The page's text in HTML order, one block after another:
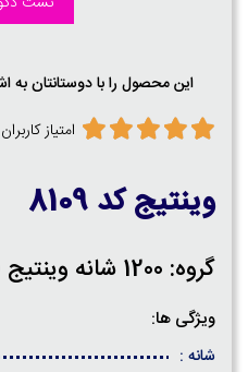
این محصول را با دوستانتان به
امتیاز
وینتیج کد 8109
گروه: 1200 شانه وینتیج (کهنه نما )
ویژگی ها:
شانه :